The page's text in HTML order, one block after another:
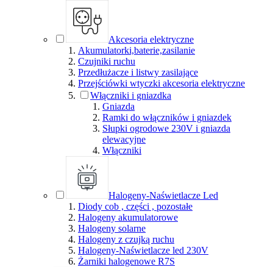
Akcesoria elektryczne
Akumulatorki,baterie,zasilanie
Czujniki ruchu
Przedłużacze i listwy zasilające
Przejściówki wtyczki akcesoria elektryczne
Włączniki i gniazdka
Gniazda
Ramki do włączników i gniazdek
Słupki ogrodowe 230V i gniazda
elewacyjne
Włączniki
Halogeny-Naświetlacze Led
Diody cob , części , pozostałe
Halogeny akumulatorowe
Halogeny solarne
Halogeny z czujką ruchu
Halogeny-Naświetlacze led 230V
Żarniki halogenowe R7S